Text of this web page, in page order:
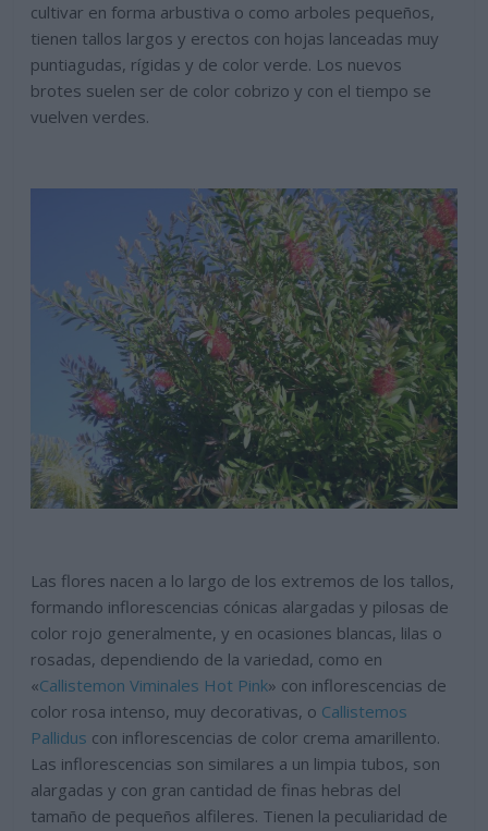
cultivar en forma arbustiva o como arboles pequeños,
tienen tallos largos y erectos con hojas lanceadas muy
puntiagudas, rígidas y de color verde. Los nuevos
brotes suelen ser de color cobrizo y con el tiempo se
vuelven verdes.
Las flores nacen a lo largo de los extremos de los tallos,
formando inflorescencias cónicas alargadas y pilosas de
color rojo generalmente, y en ocasiones blancas, lilas o
rosadas, dependiendo de la variedad, como en
«Callistemon Viminales Hot Pink» con inflorescencias de
color rosa intenso, muy decorativas, o Callistemos
Pallidus con inflorescencias de color crema amarillento.
Las inflorescencias son similares a un limpia tubos, son
alargadas y con gran cantidad de finas hebras del
tamaño de pequeños alfileres. Tienen la peculiaridad de